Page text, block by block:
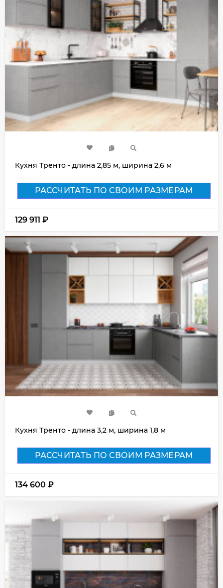
Кухня Тренто - длина 2,85 м, ширина 2,6 м
РАССЧИТАТЬ ПО СВОИМ РАЗМЕРАМ
129 911 ₽
Кухня Тренто - длина 3,2 м, ширина 1,8 м
РАССЧИТАТЬ ПО СВОИМ РАЗМЕРАМ
134 600 ₽